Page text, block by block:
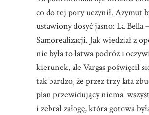
co do tej pory uczynił. Azymut
ustawiony dosyć jasno: La Bella
Samorealizacji. Jak wiedział z
nie była to łatwa podróż i
kierunek, ale Vargas poświęcił
tak bardzo, że przez trzy lata
plan przewidujący niemal
i zebrał załogę, która gotowa